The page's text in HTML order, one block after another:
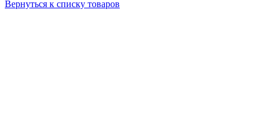
Вернуться к списку товаров